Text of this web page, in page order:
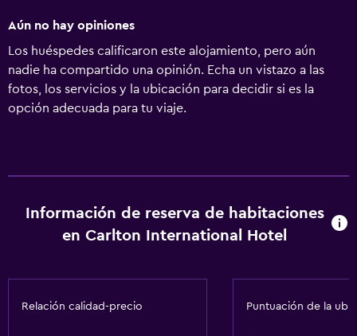
Aún no hay opiniones
Los huéspedes calificaron este alojamiento, pero aún
nadie ha compartido una opinión. Echa un vistazo a las
fotos, los servicios y la ubicación para decidir si es la
opción adecuada para tu viaje.
Información de reserva de habitaciones
en Carlton International Hotel
Relación calidad-precio Puntuación de la